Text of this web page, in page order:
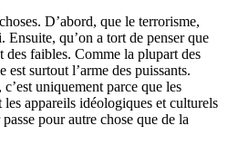
D’abord, que le terrorisme,
Ensuite, qu’on a tort de penser que
des faibles. Comme la plupart des
est surtout l’arme des puissants.
uniquement parce que les
appareils idéologiques et culturels
pour autre chose que de la